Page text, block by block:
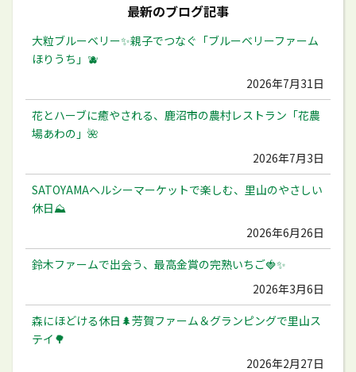
最新のブログ記事
大粒ブルーベリー✨️親子でつなぐ「ブルーベリーファーム
ほりうち」🫐
2026年7月31日
花とハーブに癒やされる、鹿沼市の農村レストラン「花農
場あわの」🌺
2026年7月3日
SATOYAMAヘルシーマーケットで楽しむ、里山のやさしい
休日⛰️
2026年6月26日
鈴木ファームで出会う、最高金賞の完熟いちご🍓✨
2026年3月6日
森にほどける休日🌲芳賀ファーム＆グランピングで里山ス
テイ🌳
2026年2月27日